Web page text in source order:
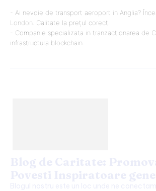
- Ai nevoie de transport aeroport in Anglia?
London . Calitate la prețul corect.
- Companie specializata in tranzactionarea de
infrastructura blockchain.